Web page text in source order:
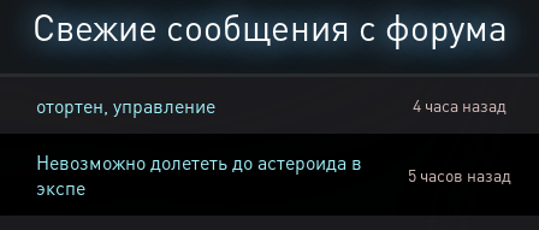
Свежие сообщения с форума
отортен, управление 4 часа назад
Невозможно долететь до астероида в
экспе
5 часов назад